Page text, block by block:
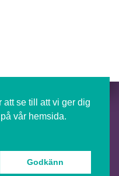
se till att vi ger dig
vår hemsida.
Godkänn